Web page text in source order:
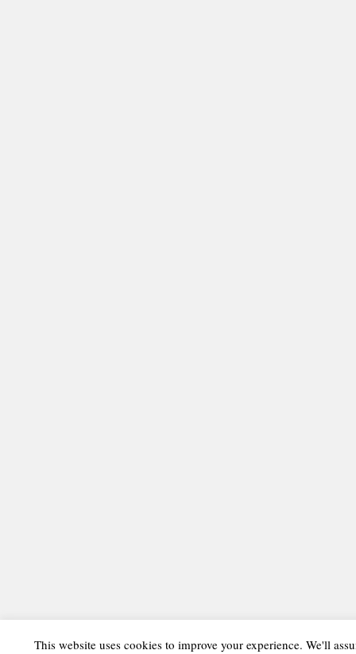
This website uses cookies to improve your experience. We'll